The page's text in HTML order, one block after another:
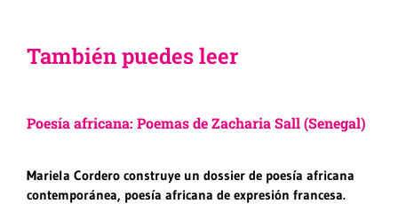
También puedes leer
Poesía africana: Poemas de Zacharia Sall (Senegal)
Mariela Cordero construye un dossier de poesía africana
contemporánea, poesía africana de expresión francesa.